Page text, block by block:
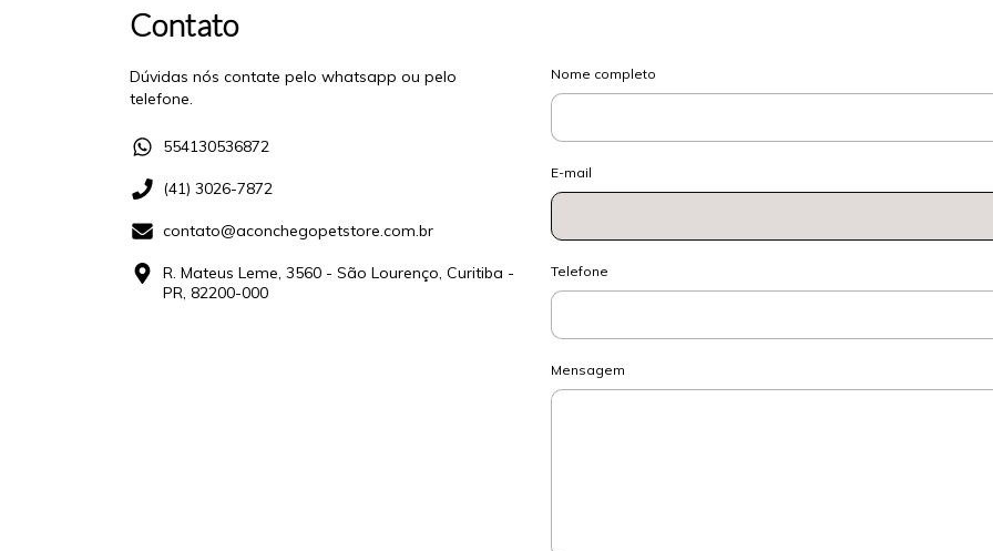
Contato
Dúvidas nós contate pelo whatsapp ou pelo
telefone.
554130536872
(41) 3026-7872
contato@aconchegopetstore.com.br
R. Mateus Leme, 3560 - São Lourenço, Curitiba -
PR, 82200-000
Nome completo
E-mail
Telefone
Mensagem